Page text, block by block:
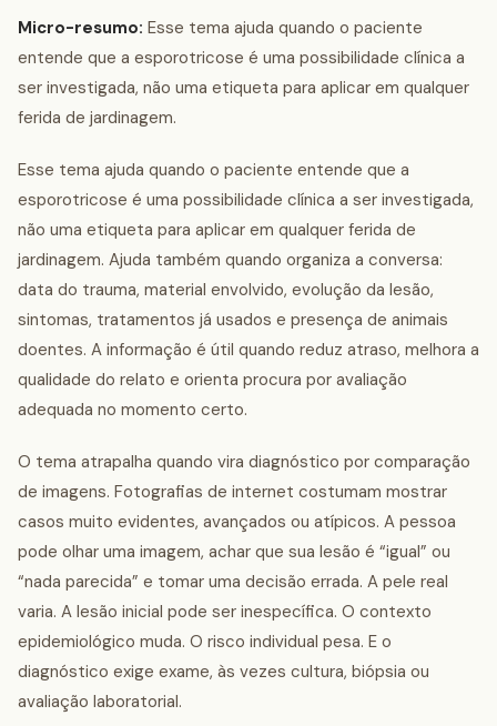
Micro-resumo: Esse tema ajuda quando o paciente
entende que a esporotricose é uma possibilidade clínica a
ser investigada, não uma etiqueta para aplicar em qualquer
ferida de jardinagem.
Esse tema ajuda quando o paciente entende que a
esporotricose é uma possibilidade clínica a ser investigada,
não uma etiqueta para aplicar em qualquer ferida de
jardinagem. Ajuda também quando organiza a conversa:
data do trauma, material envolvido, evolução da lesão,
sintomas, tratamentos já usados e presença de animais
doentes. A informação é útil quando reduz atraso, melhora a
qualidade do relato e orienta procura por avaliação
adequada no momento certo.
O tema atrapalha quando vira diagnóstico por comparação
de imagens. Fotografias de internet costumam mostrar
casos muito evidentes, avançados ou atípicos. A pessoa
pode olhar uma imagem, achar que sua lesão é “igual” ou
“nada parecida” e tomar uma decisão errada. A pele real
varia. A lesão inicial pode ser inespecífica. O contexto
epidemiológico muda. O risco individual pesa. E o
diagnóstico exige exame, às vezes cultura, biópsia ou
avaliação laboratorial.